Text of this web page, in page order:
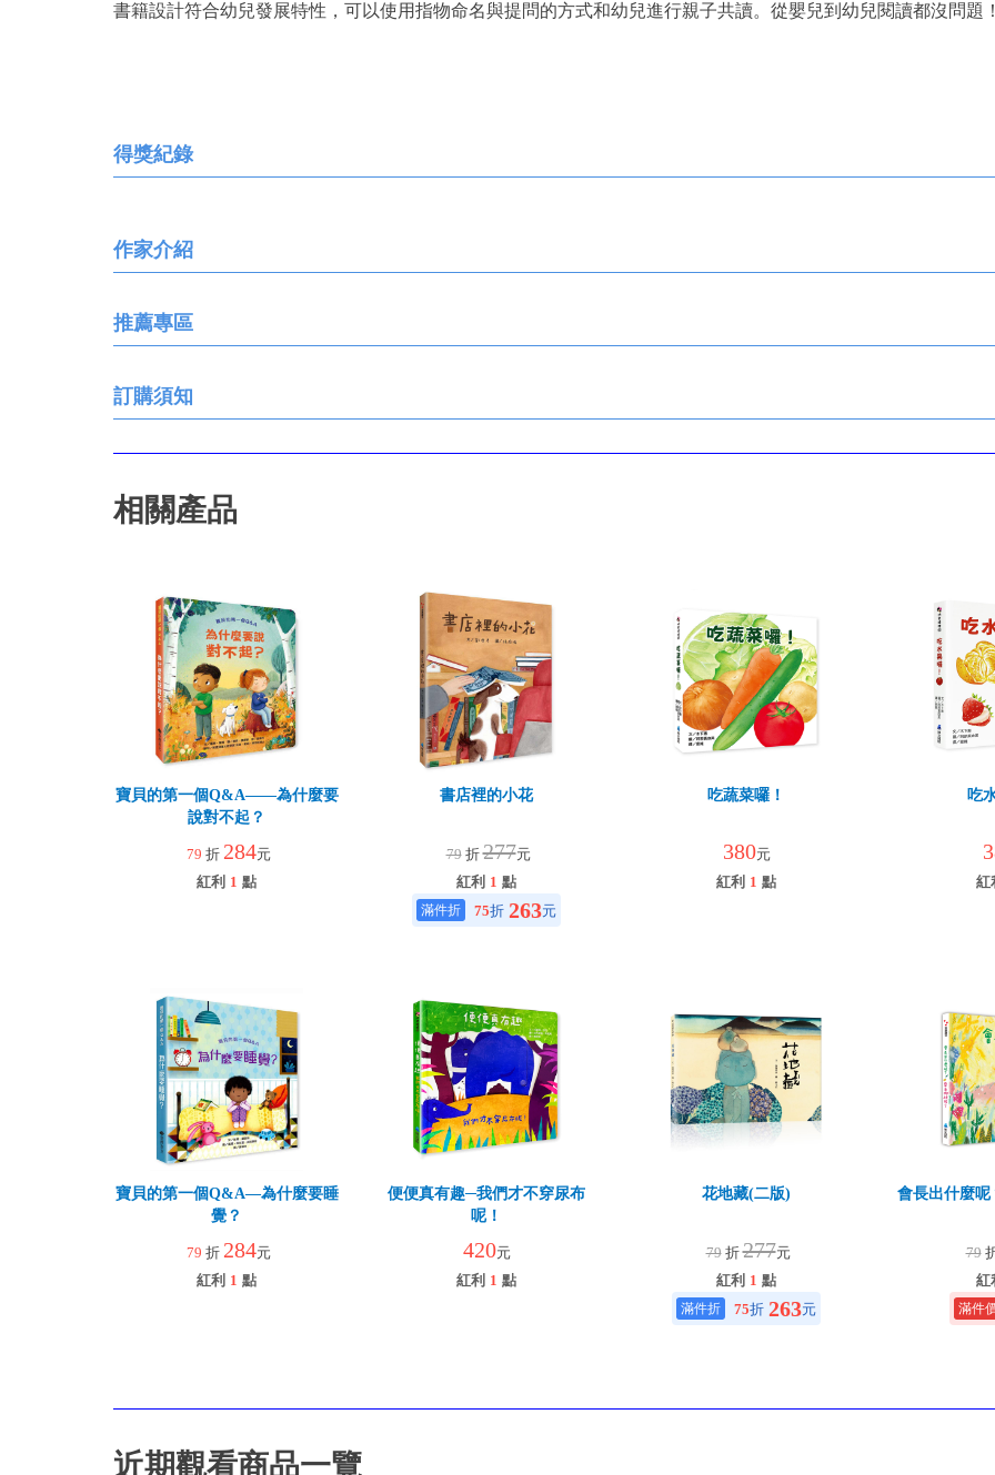
書籍設計符合幼兒發展特性，可以使用指物命名與提問的方式和幼兒進行親子共讀。從嬰兒到幼兒閱讀都沒問題！
得獎紀錄
作家介紹
推薦專區
訂購須知
相關產品
寶貝的第一個Q&A――為什麼要
說對不起？
79 折 284元
紅利 1 點
書店裡的小花
79 折277元
紅利 1 點
75折 263元
吃蔬菜囉！
380元
紅利 1 點
吃
紅
寶貝的第一個Q&A—為什麼要睡
覺？
79 折 284元
紅利 1 點
便便真有趣─我們才不穿尿布
呢！
420元
紅利 1 點
花地藏(二版)
79 折277元
紅利 1 點
75折 263元
會長出什麼呢
79
紅
近期觀看商品一覽